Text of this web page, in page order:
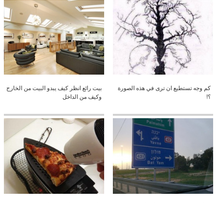
كم وجه تستطيع ان ترى في هذه الصورة
؟!
بيت رائع انظر كيف يبدو البيت من الخارج
وكيف من الداخل